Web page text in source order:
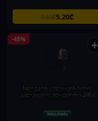
9.80₾5.20₾
-45% +
სდოუკოს - ქლიავის ჩირი,
უგლუტენო, ულაქტოზო 200გ